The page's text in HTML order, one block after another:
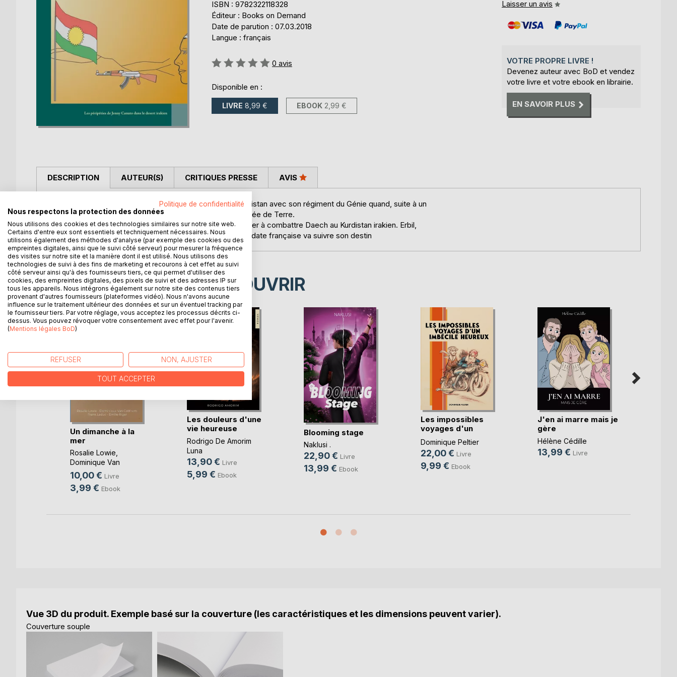
ISBN : 9782322118328
Éditeur : Books on Demand
Date de parution : 07.03.2018
Langue : français
Évaluation:
0 avis
Disponible en :
LIVRE 8,99 € EBOOK 2,99 €
Laisser un avis
VOTRE PROPRE LIVRE !
Devenez auteur avec BoD et vendez
votre livre et votre ebook en librairie.
EN SAVOIR PLUS
DESCRIPTION
La sergente Jenny Canuto combat les Talibans en Afghanistan avec son régiment du Génie quand, suite à un
évènement terrible, elle est contrainte à déserter de l'Armée de Terre.
Aux cotés de ses copines Peshmergas, elle va se retrouver à combattre Daech au Kurdistan irakien. Erbil,
Sulaymaniyah, ou encore Kirkouk sont les lieux où l'ex-soldate française va suivre son destin
AUTEUR(S) CRITIQUES PRESSE AVIS
D’AUTRES TITRES À DÉCOUVRIR
Un dimanche à la
mer
Rosalie Lowie
Dominique Van
Cotthem, ...
10,00 € Livre
3,99 € Ebook
Les douleurs d'une
vie heureuse
Rodrigo De Amorim
Luna
13,90 € Livre
5,99 € Ebook
Blooming stage
Naklusi .
22,90 € Livre
13,99 € Ebook
Les impossibles
voyages d'un
imbéc(...)
Dominique Peltier
22,00 € Livre
9,99 € Ebook
J'en ai marre mais je
gère
Hélène Cédille
13,99 € Livre
Vue 3D du produit. Exemple basé sur la couverture (les caractéristiques et les dimensions peuvent varier).
Couverture souple
Politique de confidentialité
Nous respectons la protection des données
Nous utilisons des cookies et des technologies similaires sur notre site web.
Certains d'entre eux sont essentiels et techniquement nécessaires. Nous
utilisons également des méthodes d'analyse (par exemple des cookies ou des
empreintes digitales, ainsi que le suivi côté serveur) pour mesurer la fréquence
des visites sur notre site et la manière dont il est utilisé. Nous utilisons des
technologies de suivi à des fins de marketing et recourons à cet effet au suivi
côté serveur ainsi qu'à des fournisseurs tiers, ce qui permet d'utiliser des
cookies, des empreintes digitales, des pixels de suivi et des adresses IP sur
tous les appareils. Nous intégrons également sur notre site des contenus tiers
provenant d'autres fournisseurs (plateformes vidéo). Nous n'avons aucune
influence sur le traitement ultérieur des données et sur un éventuel tracking par
le fournisseur tiers. Par votre réglage, vous acceptez les processus décrits ci-
dessus. Vous pouvez révoquer votre consentement avec effet pour l'avenir.
(Mentions légales BoD)
REFUSER NON, AJUSTER
TOUT ACCEPTER